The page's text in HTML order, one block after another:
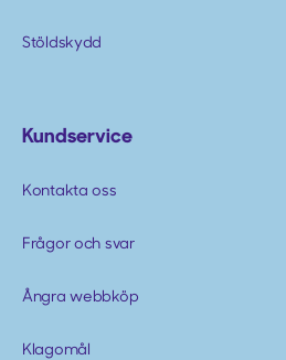
Stöldskydd
Kundservice
Kontakta oss
Frågor och svar
Ångra webbköp
Klagomål